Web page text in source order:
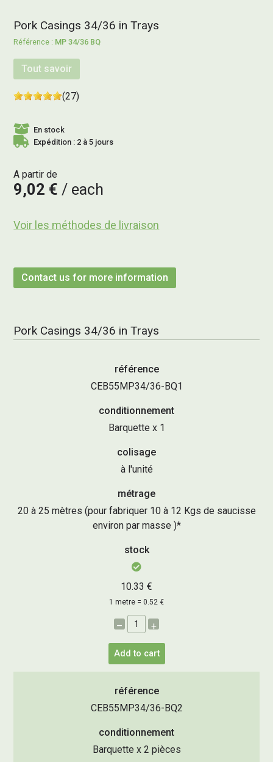
Pork Casings 34/36 in Trays
MP 34/36 BQ
Tout savoir
(27)
En stock
Expédition : 2 à 5 jours
A partir de
9,02 € each
Voir les méthodes de livraison
Contact us for more information
Pork Casings 34/36 in Trays
référence
CEB55MP34/36-BQ1
conditionnement
Barquette x 1
colisage
à l'unité
métrage
20 à 25 mètres (pour fabriquer 10 à 12 Kgs de saucisse
environ par masse )*
stock
10.33 €
1 metre = 0.52 €
– +
Add to cart
référence
CEB55MP34/36-BQ2
conditionnement
Barquette x 2 pièces